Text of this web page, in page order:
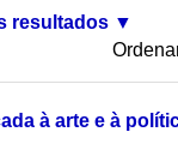
resultados
à arte e à